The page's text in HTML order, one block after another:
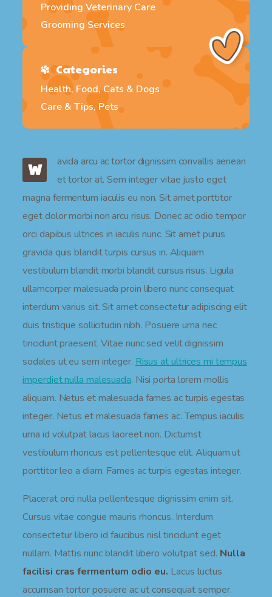
Providing Veterinary Care
Grooming Services
Categories
Health, Food, Cats & Dogs
Care & Tips, Pets
W
avida arcu ac tortor dignissim convallis aenean
et tortor at. Sem integer vitae justo eget
magna fermentum iaculis eu non. Sit amet porttitor
eget dolor morbi non arcu risus. Donec ac odio tempor
orci dapibus ultrices in iaculis nunc. Sit amet purus
gravida quis blandit turpis cursus in. Aliquam
vestibulum blandit morbi blandit cursus risus. Ligula
ullamcorper malesuada proin libero nunc consequat
interdum varius sit. Sit amet consectetur adipiscing elit
duis tristique sollicitudin nibh. Posuere urna nec
tincidunt praesent. Vitae nunc sed velit dignissim
sodales ut eu sem integer. Risus at ultrices mi tempus
imperdiet nulla malesuada. Nisi porta lorem mollis
aliquam. Netus et malesuada fames ac turpis egestas
integer. Netus et malesuada fames ac. Tempus iaculis
urna id volutpat lacus laoreet non. Dictumst
vestibulum rhoncus est pellentesque elit. Aliquam ut
porttitor leo a diam. Fames ac turpis egestas integer.
Placerat orci nulla pellentesque dignissim enim sit.
Cursus vitae congue mauris rhoncus. Interdum
consectetur libero id faucibus nisl tincidunt eget
nullam. Mattis nunc blandit libero volutpat sed. Nulla
facilisi cras fermentum odio eu. Lacus luctus
accumsan tortor posuere ac ut consequat semper.